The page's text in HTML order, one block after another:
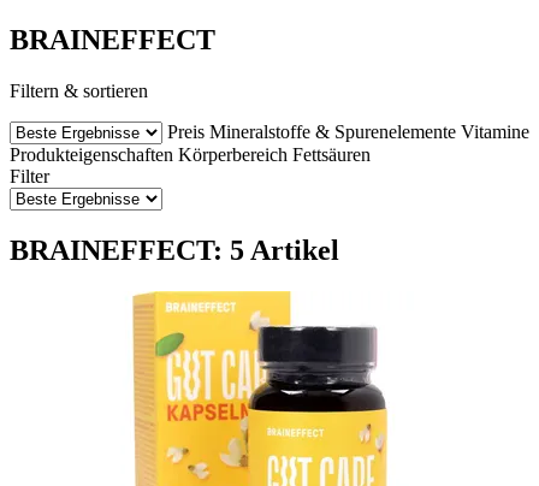
BRAINEFFECT
Filtern & sortieren
Preis Mineralstoffe & Spurenelemente Vitamine
Produkteigenschaften Körperbereich Fettsäuren
Filter
BRAINEFFECT: 5 Artikel